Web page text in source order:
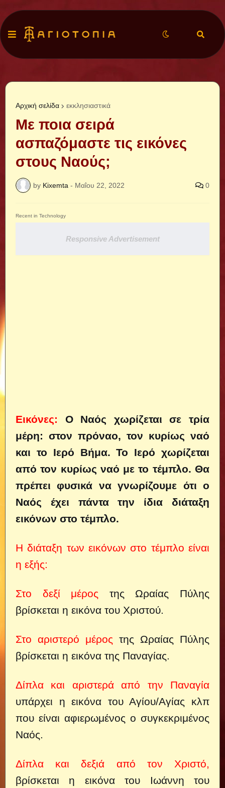
Αρχική σελίδα εκκλησιαστικά
Με ποια σειρά
ασπαζόμαστε τις εικόνες
στους Ναούς;
by Kixemta - Μαΐου 22, 2022 0
Recent in Technology
Responsive Advertisement
Εικόνες: Ο Ναός χωρίζεται σε τρία
μέρη: στον πρόναο, τον κυρίως ναό
και το Ιερό Βήμα. Το Ιερό χωρίζεται
από τον κυρίως ναό με το τέμπλο. Θα
πρέπει φυσικά να γνωρίζουμε ότι ο
Ναός έχει πάντα την ίδια διάταξη
εικόνων στο τέμπλο.
Η διάταξη των εικόνων στο τέμπλο είναι
η εξής:
Στο δεξί μέρος της Ωραίας Πύλης
βρίσκεται η εικόνα του Χριστού.
Στο αριστερό μέρος της Ωραίας Πύλης
βρίσκεται η εικόνα της Παναγίας.
Δίπλα και αριστερά από την Παναγία
υπάρχει η εικόνα του Αγίου/Αγίας κλπ
που είναι αφιερωμένος ο συγκεκριμένος
Ναός.
Δίπλα και δεξιά από τον Χριστό,
βρίσκεται η εικόνα του Ιωάννη του